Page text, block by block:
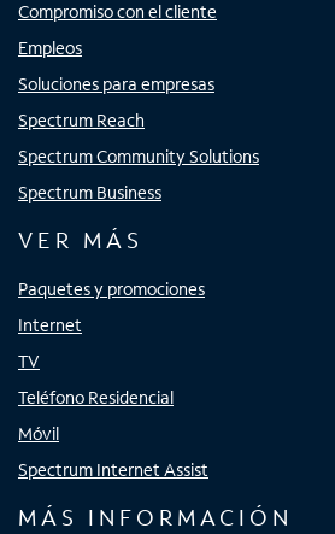
Compromiso con el cliente
Empleos
Soluciones para empresas
Spectrum Reach
Spectrum Community Solutions
Spectrum Business
VER MÁS
Paquetes y promociones
Internet
TV
Teléfono Residencial
Móvil
Spectrum Internet Assist
MÁS INFORMACIÓN